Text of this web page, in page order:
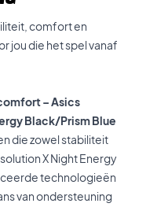
comfort en
jou die het spel vanaf
– Asics
Black/Prism Blue
die zowel stabiliteit
X Night Energy
technologieën
van ondersteuning